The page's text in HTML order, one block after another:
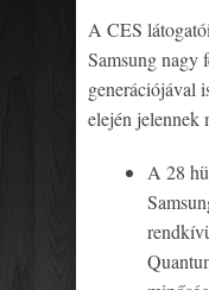
A CES
Samsung nagy
generációjával
elején jelennek
A 28